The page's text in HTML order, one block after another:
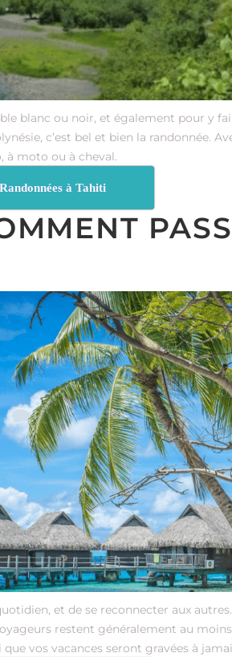
blanc ou noir, et également pour y
c’est bel et bien la randonnée.
à moto ou à cheval.
Randonnées à Tahiti
et de se reconnecter aux
restent généralement au
vos vacances seront gravées à